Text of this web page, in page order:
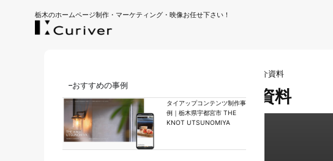
栃木のホームページ制作・マーケティング・映像お任せ下さい！
株式会社Curiver 会社紹介資料
株式会社Curiver 会社紹介資料
おすすめの事例
タイアップコンテンツ制作事
例｜栃木県宇都宮市 THE
KNOT UTSUNOMIYA